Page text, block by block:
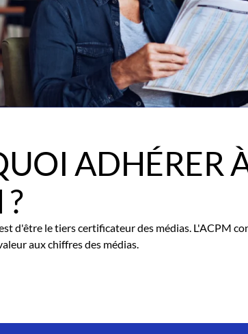
ADHÉRER
d'être le tiers certificateur des médias. L'ACPM
aux chiffres des médias.